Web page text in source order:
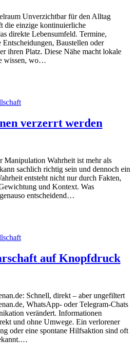
Unverzichtbar für den Alltag
die einzige kontinuierliche
direkte Lebensumfeld. Termine,
Baustellen oder
ihren Platz. Diese Nähe macht lokale
wissen, wo…
verzerrt werden
Manipulation Wahrheit ist mehr als
sachlich richtig sein und dennoch ein
entsteht nicht nur durch Fakten,
und Kontext. Was
entscheidend…
auf Knopfdruck
Schnell, direkt – aber ungefiltert
WhatsApp- oder Telegram-Chats
verändert. Informationen
und ohne Umwege. Ein verlorener
oder eine spontane Hilfsaktion sind oft